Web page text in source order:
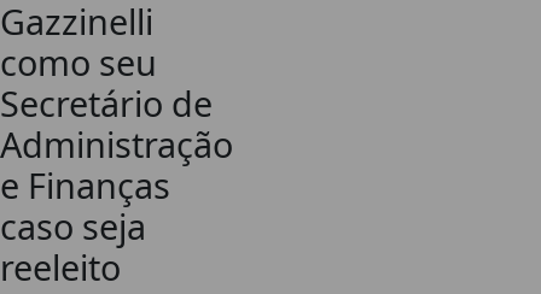
Gazzinelli
como seu
Secretário de
Administração
e Finanças
caso seja
reeleito